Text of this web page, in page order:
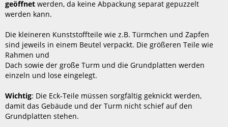
Potter
Schlosses
geöffnet werden, da keine Abpackung separat gepuzzelt
werden kann.
Die kleineren Kunststoffteile wie z.B. Türmchen und Zapfen
sind jeweils in einem Beutel verpackt. Die größeren Teile wie
Rahmen und
Dach sowie der große Turm und die Grundplatten werden
einzeln und lose eingelegt.
Wichtig: Die Eck-Teile müssen sorgfältig geknickt werden,
damit das Gebäude und der Turm nicht schief auf den
Grundplatten stehen.